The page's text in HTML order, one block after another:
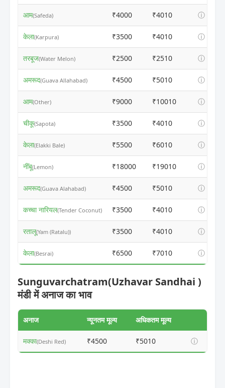
आम(Safeda) ₹4000 ₹4010 ⓘ
केला(Karpura) ₹3500 ₹4010 ⓘ
तरबूज(Water Melon) ₹2500 ₹2510 ⓘ
अमरूद(Guava Allahabad) ₹4500 ₹5010 ⓘ
आम(Other) ₹9000 ₹10010 ⓘ
चीकू(Sapota) ₹3500 ₹4010 ⓘ
केला(Elakki Bale) ₹5500 ₹6010 ⓘ
नींबू(Lemon) ₹18000 ₹19010 ⓘ
अमरूद(Guava Alahabad) ₹4500 ₹5010 ⓘ
कच्चा नारियल(Tender Coconut) ₹3500 ₹4010 ⓘ
रतालू(Yam (Ratalu)) ₹3500 ₹4010 ⓘ
केला(Besrai) ₹6500 ₹7010 ⓘ
Sunguvarchatram(Uzhavar Sandhai )
मंडी में अनाज का भाव
अनाज न्यूनतम मूल्य अधिकतम मूल्य
मक्का(Deshi Red) ₹4500 ₹5010 ⓘ